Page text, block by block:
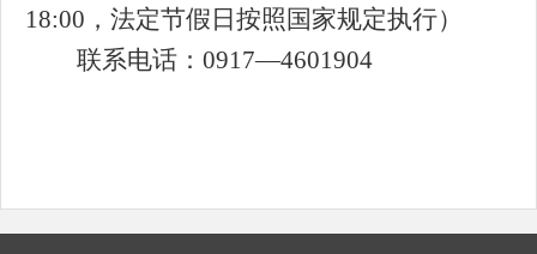
18:00，法定节假日按照国家规定执行）
联系电话： 0917—4601904